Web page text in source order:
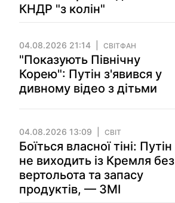
КНДР "з колін"
04.08.2026 21:14 СВІТФАН
"Показують Північну
Корею": Путін з'явився у
дивному відео з дітьми
04.08.2026 13:09 СВІТ
Боїться власної тіні: Путін
не виходить із Кремля без
вертольота та запасу
продуктів, — ЗМІ